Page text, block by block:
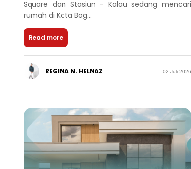
Square dan Stasiun - Kalau sedang mencari
rumah di Kota Bog...
Read more
REGINA N. HELNAZ 02 Juli 2026